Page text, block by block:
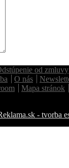
od zmluvy
O nás
Mapa stránok
- tvorba